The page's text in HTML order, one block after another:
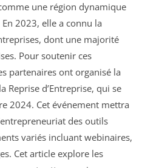
une région dynamique
2023, elle a connu la
dont une majorité
Pour soutenir ces
partenaires ont organisé la
Reprise d’Entreprise, qui se
2024. Cet événement mettra
des outils
variés incluant webinaires,
Cet article explore les